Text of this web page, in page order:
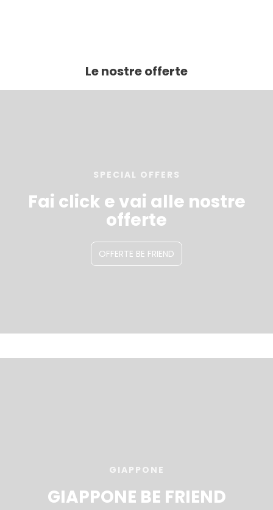
Le nostre offerte
SPECIAL OFFERS
Fai click e vai alle nostre
offerte
OFFERTE BE FRIEND
GIAPPONE
GIAPPONE BE FRIEND